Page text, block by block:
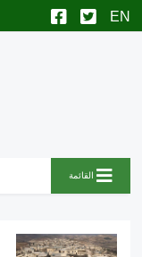
القائمة